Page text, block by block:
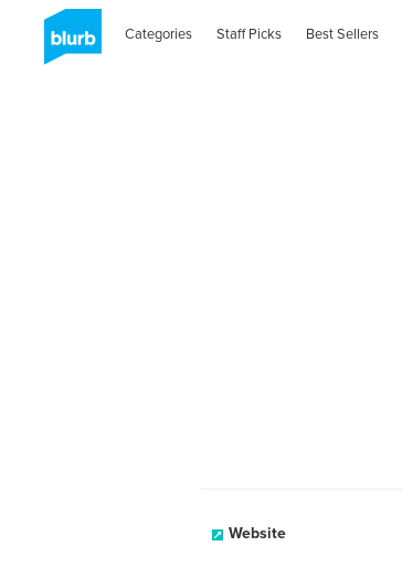
Categories Staff Picks Best Sellers
Website